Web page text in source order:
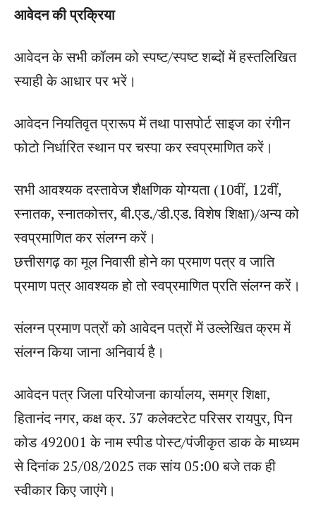
आवेदन की प्रक्रिया
आवेदन के सभी कॉलम को स्पष्ट/स्पष्ट शब्दों में हस्तलिखित
स्याही के आधार पर भरें।
आवेदन नियतिवृत प्रारूप में तथा पासपोर्ट साइज का रंगीन
फोटो निर्धारित स्थान पर चस्पा कर स्वप्रमाणित करें।
सभी आवश्यक दस्तावेज शैक्षणिक योग्यता (10वीं, 12वीं,
स्नातक, स्नातकोत्तर, बी.एड./डी.एड. विशेष शिक्षा)/अन्य को
स्वप्रमाणित कर संलग्न करें।
छत्तीसगढ़ का मूल निवासी होने का प्रमाण पत्र व जाति
प्रमाण पत्र आवश्यक हो तो स्वप्रमाणित प्रति संलग्न करें।
संलग्न प्रमाण पत्रों को आवेदन पत्रों में उल्लेखित क्रम में
संलग्न किया जाना अनिवार्य है।
आवेदन पत्र जिला परियोजना कार्यालय, समग्र शिक्षा,
हितानंद नगर, कक्ष क्र. 37 कलेक्टरेट परिसर रायपुर, पिन
कोड 492001 के नाम स्पीड पोस्ट/पंजीकृत डाक के माध्यम
से दिनांक 25/08/2025 तक सांय 05:00 बजे तक ही
स्वीकार किए जाएंगे।